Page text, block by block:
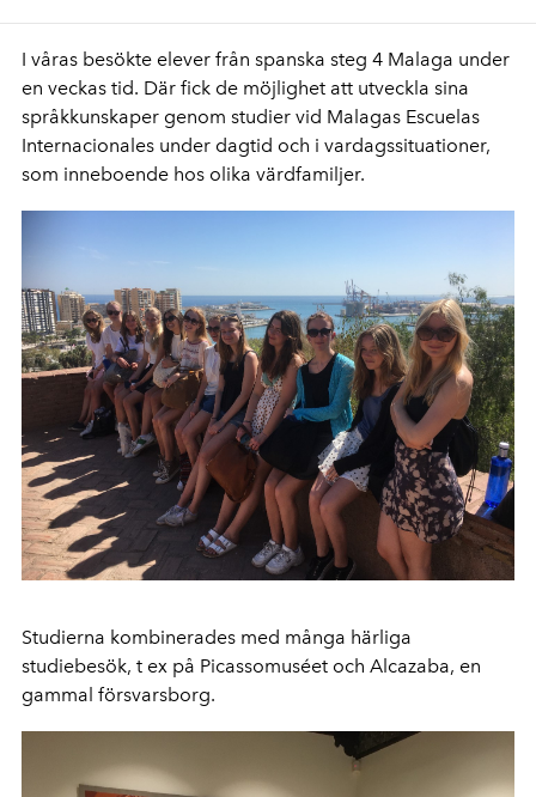
I våras besökte elever från spanska steg 4 Malaga under
en veckas tid. Där fick de möjlighet att utveckla sina
språkkunskaper genom studier vid Malagas Escuelas
Internacionales under dagtid och i vardagssituationer,
som inneboende hos olika värdfamiljer.
Studierna kombinerades med många härliga
studiebesök, t ex på Picassomuséet och Alcazaba, en
gammal försvarsborg.